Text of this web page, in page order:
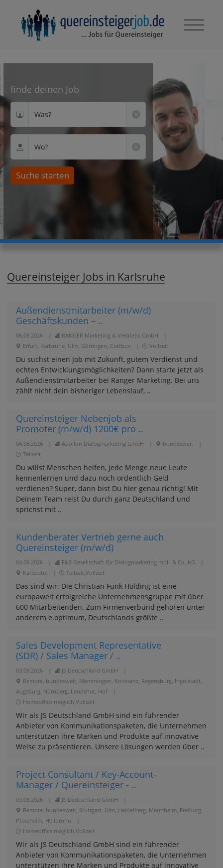
finde deinen Job
Was?
Wo?
Suche starten
Quereinsteiger Jobs in Karlsruhe
Außendienstmitarbeiter (m/w/d)
Geschäftskunden – ..
06.08.2026 RANGER Marketing & Vertriebs GmbH
Erfurt, Karlsruhe, Ulm, Göttingen, Cottbus
Vollzeit
Du suchst einen Job mit Zukunft, gutem Verdienst und
echten Entwicklungsmöglichkeiten? Dann starte jetzt als
Außendienstmitarbeiter bei Ranger Marketing. Bei uns
zählt nicht dein bisheriger Lebenslauf, ..
Quereinsteiger Nebenjob als
Promoter (m/w/d) 1200€ pro ..
04.08.2026 Apollon Dialogmarketing GmbH bundesweit
Teilzeit
Du willst Menschen helfen, jede Menge neue Leute
kennenlernen und dazu noch ordentlich Geld
verdienen? Super, dann bist Du hier genau richtig! Mit
Deinem Team reist Du durch ganz Deutschland und
sprichst mit ..
Kundenberater Vertrieb gerne auch
Quereinsteiger (m/w/d)
04.08.2026 F&S Gesellschaft für Dialogmarketing mbH & Co. KG
Karlsruhe
Teilzeit,Vollzeit
Das sind wir: Die Christian Funk Holding ist eine
europaweit erfolgreiche Unternehmensgruppe mit über
600 Mitarbeitenden. Zum Firmenverbund gehören unter
anderem e.optimum, Deutschlands größte ..
Sales Development Representative
(SDR) / Sales Manager / ..
03.08.2026 JS Deutschland GmbH
Remote, bundesweit, Memmingen, Konstanz, Regensburg, Ingolstadt,
Augsburg, Nürnberg, Landshut, Hof
Homeoffice möglich,Vollzeit
Wir als JS Deutschland GmbH sind ein führender
Anbieter von Kommunikationspaketen, die Unternehmen
unterstützen ihre Marken und Produkte auf innovative
Weise zu präsentieren. Unsere Lösungen werden über ..
Project Consultant / Key-Account-
Manager / Quereinsteiger - ..
03.08.2026 JS Deutschland GmbH
Remote, bundesweit, Stuttgart, Ulm, Heidelberg, Mannheim, Freiburg,
Pforzheim, Heilbronn
Homeoffice möglich,Vollzeit
Wir als JS Deutschland GmbH sind ein führender
Anbieter von Kommunikationspaketen, die Unternehmen
unterstützen ihre Marken und Produkte auf innovative